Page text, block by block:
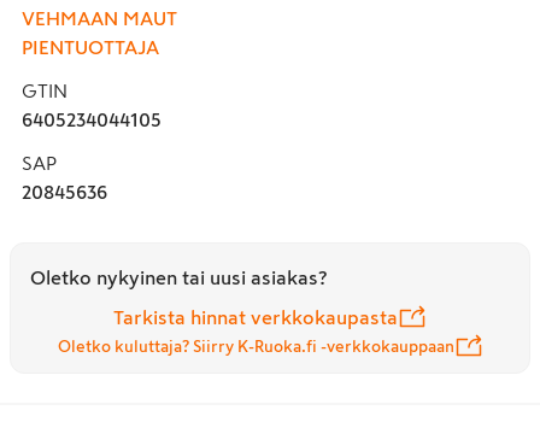
VEHMAAN MAUT
PIENTUOTTAJA
GTIN
6405234044105
SAP
20845636
Oletko nykyinen tai uusi asiakas?
Tarkista hinnat verkkokaupasta
Oletko kuluttaja? Siirry K-Ruoka.fi -verkkokauppaan